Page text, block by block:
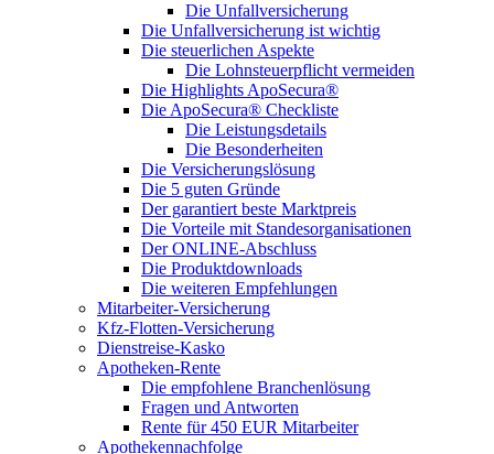
Die Unfallversicherung
Die Unfallversicherung ist wichtig
Die steuerlichen Aspekte
Die Lohnsteuerpflicht vermeiden
Die Highlights ApoSecura®
Die ApoSecura® Checkliste
Die Leistungsdetails
Die Besonderheiten
Die Versicherungslösung
Die 5 guten Gründe
Der garantiert beste Marktpreis
Die Vorteile mit Standesorganisationen
Der ONLINE-Abschluss
Die Produktdownloads
Die weiteren Empfehlungen
Mitarbeiter-Versicherung
Kfz-Flotten-Versicherung
Dienstreise-Kasko
Apotheken-Rente
Die empfohlene Branchenlösung
Fragen und Antworten
Rente für 450 EUR Mitarbeiter
Apothekennachfolge